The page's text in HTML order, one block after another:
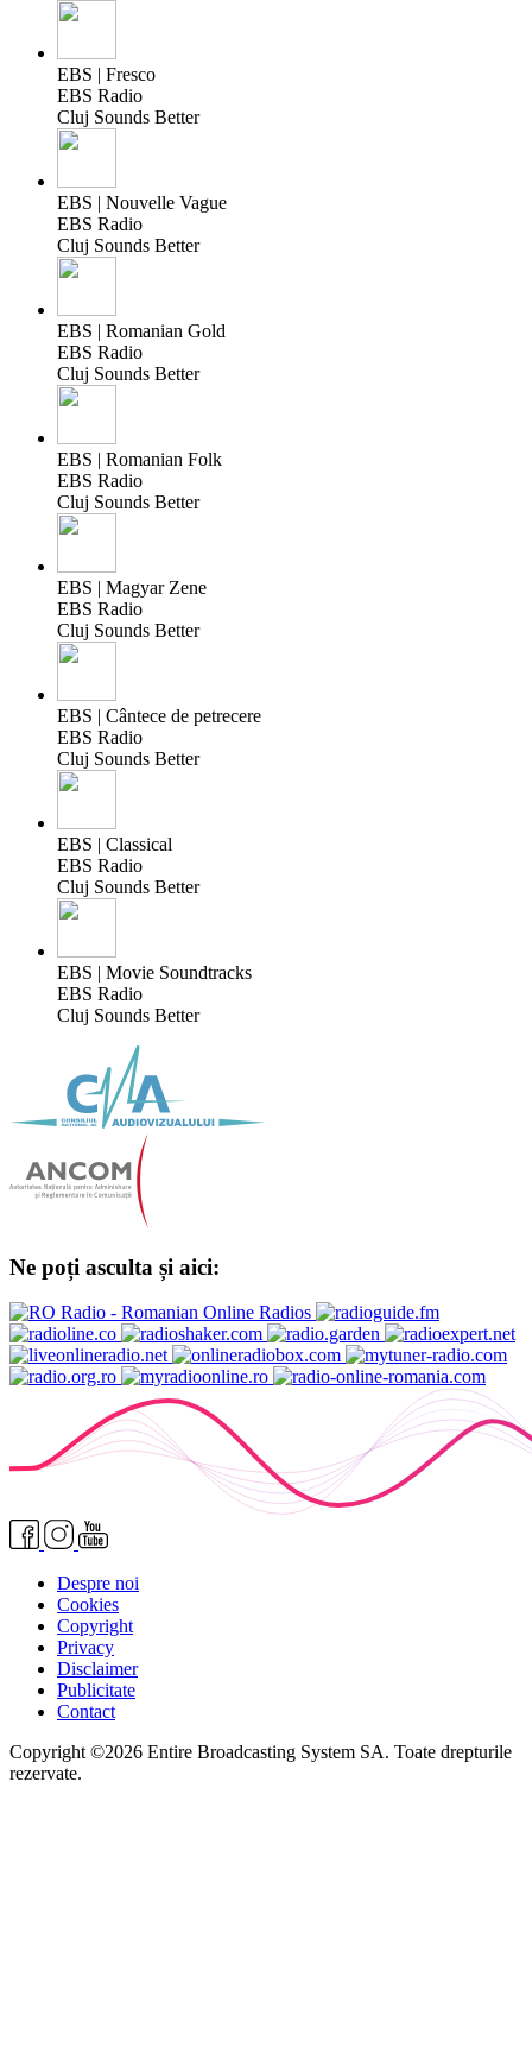
EBS | Fresco
EBS Radio
Cluj Sounds Better
EBS | Nouvelle Vague
EBS Radio
Cluj Sounds Better
EBS | Romanian Gold
EBS Radio
Cluj Sounds Better
EBS | Romanian Folk
EBS Radio
Cluj Sounds Better
EBS | Magyar Zene
EBS Radio
Cluj Sounds Better
EBS | Cântece de petrecere
EBS Radio
Cluj Sounds Better
EBS | Classical
EBS Radio
Cluj Sounds Better
EBS | Movie Soundtracks
EBS Radio
Cluj Sounds Better
Ne poți asculta și aici:
Despre noi
Cookies
Copyright
Privacy
Disclaimer
Publicitate
Contact
Copyright ©2026 Entire Broadcasting System SA. Toate drepturile
rezervate.